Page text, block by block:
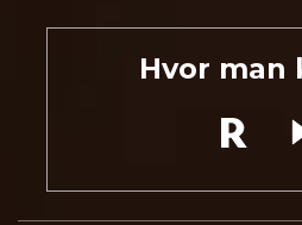
Hvor man